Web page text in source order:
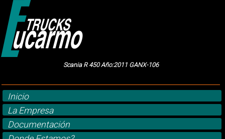
Scania R 450 Año:2011 GANX-106
Inicio
La Empresa
Documentación